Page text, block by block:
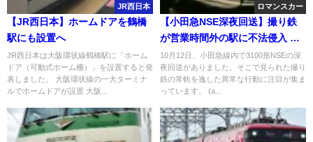
JR西日本
【JR西日本】ホームドアを鶴橋
駅にも設置へ
JR西日本は大阪環状線鶴橋駅に「ホーム
ドア（可動式ホーム柵）」を設置すると発
表しました。 大阪環状線の一大ターミナ
ルでホームドアが設置 大阪...
ロマンスカー
【小田急NSE深夜回送】撮り鉄
が営業時間外の駅に不法侵入 深
夜の住宅街に響く罵声の嵐
10月12日、小田急線内で3100形NSEの深
夜回送がありました。そこで見られた撮り
鉄の常軌を逸した異常な行動に注目が集ま
っています。 (a...